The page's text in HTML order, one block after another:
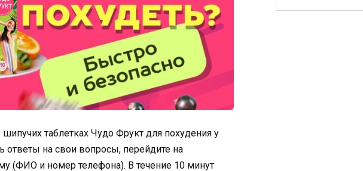
таблетках Чудо Фрукт для похудения у
ответы на свои вопросы, перейдите на
(ФИО и номер телефона). В течение 10 минут